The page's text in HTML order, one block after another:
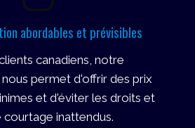
abordables et prévisibles
canadiens, notre
permet d'offrir des prix
et d'éviter les droits et
courtage inattendus.